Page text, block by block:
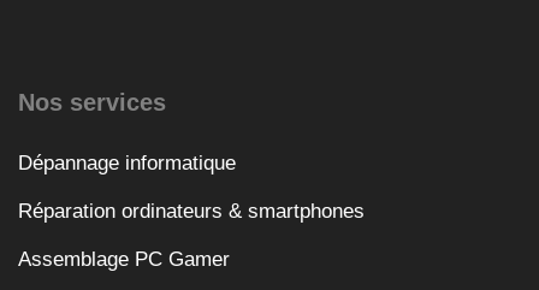
Nos services
Dépannage informatique
Réparation ordinateurs & smartphones
Assemblage PC Gamer